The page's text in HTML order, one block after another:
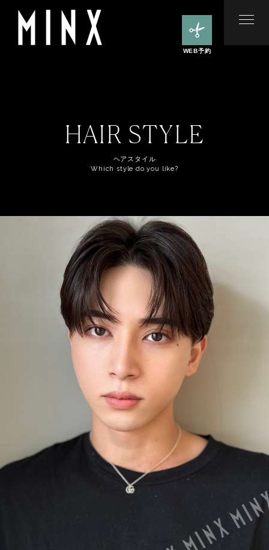
WEB予約
HAIR STYLE
ヘアスタイル
Which style do you like?